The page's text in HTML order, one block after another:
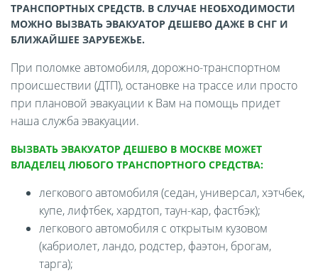
ТРАНСПОРТНЫХ СРЕДСТВ. В СЛУЧАЕ НЕОБХОДИМОСТИ
МОЖНО ВЫЗВАТЬ ЭВАКУАТОР ДЕШЕВО ДАЖЕ В СНГ И
БЛИЖАЙШЕЕ ЗАРУБЕЖЬЕ.
При поломке автомобиля, дорожно-транспортном
происшествии (ДТП), остановке на трассе или просто
при плановой эвакуации к Вам на помощь придет
наша служба эвакуации.
ВЫЗВАТЬ ЭВАКУАТОР ДЕШЕВО В МОСКВЕ МОЖЕТ
ВЛАДЕЛЕЦ ЛЮБОГО ТРАНСПОРТНОГО СРЕДСТВА:
легкового автомобиля (седан, универсал, хэтчбек,
купе, лифтбек, хардтоп, таун-кар, фастбэк);
легкового автомобиля с открытым кузовом
(кабриолет, ландо, родстер, фаэтон, брогам,
тарга);